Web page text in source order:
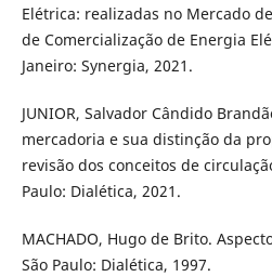
Elétrica: realizadas no Mercado
de Comercialização de Energia
Janeiro: Synergia, 2021.
JUNIOR, Salvador Cândido
mercadoria e sua distinção da
revisão dos conceitos de
Paulo: Dialética, 2021.
MACHADO, Hugo de Brito.
São Paulo: Dialética, 1997.